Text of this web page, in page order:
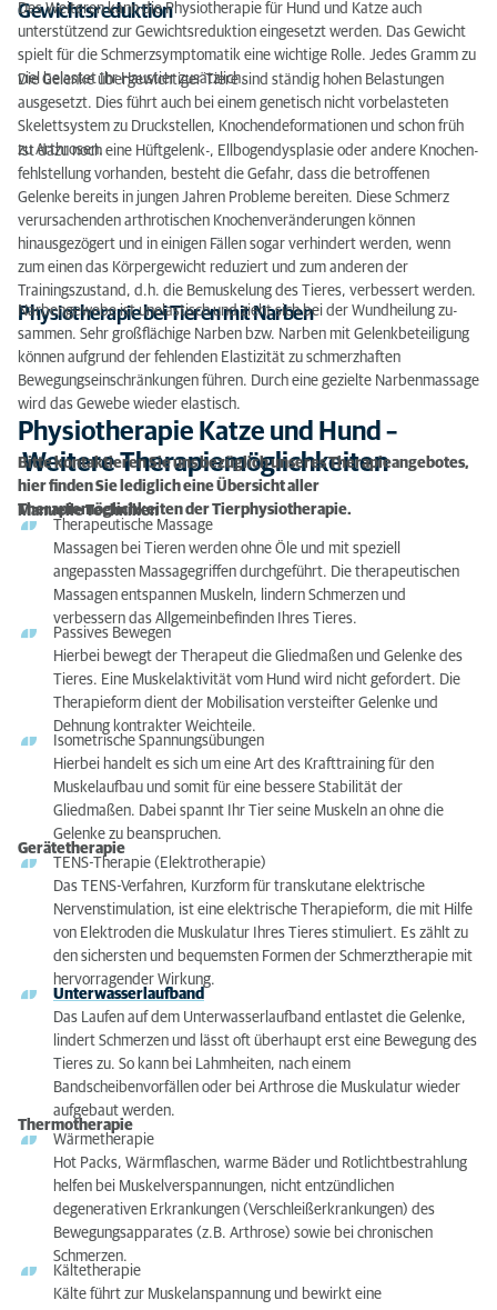
Gewichtsreduktion
Des Weiteren kann die Physiotherapie für Hund und Katze auch
unterstützend zur Gewichtsre­duktion eingesetzt werden. Das Gewicht
spielt für die Schmerzsymptomatik eine wichtige Rolle. Jedes Gramm zu
viel belastet Ihr Haustier zusätzlich.
Die Gelenke übergewichtiger Tiere sind ständig hohen Belastungen
ausge­setzt. Dies führt auch bei einem genetisch nicht vorbelasteten
Skelettsystem zu Druckstellen, Knochendeformationen und schon früh
zu Arthrosen.
Ist dazu noch eine Hüftgelenk-, Ellbogendysplasie oder andere Knochen­
fehlstellung vorhanden, besteht die Gefahr, dass die betroffenen
Gelenke bereits in jungen Jahren Probleme bereiten. Diese Schmerz
verursachenden arthrotischen Knochenveränderungen können
hinausgezögert und in einigen Fällen sogar verhindert werden, wenn
zum einen das Körpergewicht reduziert und zum anderen der
Trainingszustand, d.h. die Bemuskelung des Tieres, verbessert werden.
Physiotherapie bei Tieren mit Narben
Narbengewebe ist unelastisch und zieht sich bei der Wundheilung zu­
sammen. Sehr großflächige Narben bzw. Narben mit Gelenkbeteiligung
können aufgrund der fehlenden Elastizität zu schmerzhaften
Bewegungseinschränkungen führen. Durch eine ge­zielte Narbenmassage
wird das Gewebe wieder elastisch.
Physiotherapie Katze und Hund –
Weitere Therapiemöglichkeiten
Bitte kontaktieren Sie uns bezüglich unseres Therapieangebotes,
hier finden Sie lediglich eine Übersicht aller
Therapiemöglichkeiten der Tierphysiotherapie.
Manuelle Techniken
Therapeutische Massage
Massagen bei Tieren werden ohne Öle und mit speziell
angepassten Massagegriffen durchgeführt. Die therapeutischen
Massagen entspannen Muskeln, lindern Schmerzen und
verbessern das Allgemeinbefinden Ihres Tieres.
Passives Bewegen
Hierbei bewegt der Therapeut die Gliedmaßen und Gelenke des
Tieres. Eine Muskelaktivität vom Hund wird nicht gefordert. Die
Therapieform dient der Mobilisation versteifter Gelenke und
Dehnung kontrakter Weichteile.
Isometrische Spannungsübungen
Hierbei handelt es sich um eine Art des Krafttraining für den
Muskelaufbau und somit für eine bessere Stabilität der
Gliedmaßen. Dabei spannt Ihr Tier seine Muskeln an ohne die
Gelenke zu beanspruchen.
Gerätetherapie
TENS-Therapie (Elektrotherapie)
Das TENS-Verfahren, Kurzform für transkutane elektrische
Nervenstimulation, ist eine elektrische Therapieform, die mit Hilfe
von Elektroden die Muskulatur Ihres Tieres stimuliert. Es zählt zu
den sichersten und bequemsten Formen der Schmerztherapie mit
hervorragender Wirkung.
Unterwasserlaufband
Das Laufen auf dem Unterwasserlaufband entlastet die Gelenke,
lindert Schmerzen und lässt oft überhaupt erst eine Bewegung des
Tieres zu. So kann bei Lahmheiten, nach einem
Bandscheibenvorfällen oder bei Arthrose die Muskulatur wieder
aufgebaut werden.
Thermotherapie
Wärmetherapie
Hot Packs, Wärmflaschen, warme Bäder und Rotlichtbestrahlung
helfen bei Muskelverspannungen, nicht entzündlichen
degenerativen Erkrankungen (Verschleißerkrankungen) des
Bewegungsapparates (z.B. Arthrose) sowie bei chronischen
Schmerzen.
Kältetherapie
Kälte führt zur Muskelanspannung und be­wirkt eine